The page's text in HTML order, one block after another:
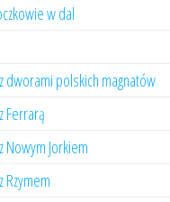
w dal
dworami polskich magnatów
Ferrarą
Nowym Jorkiem
Rzymem